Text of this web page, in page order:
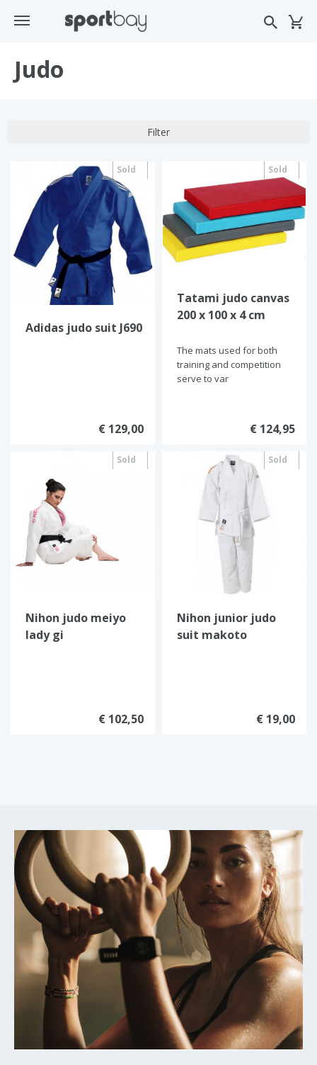
Judo
Filter
Sold
out
Adidas judo suit J690
€ 129,00
Sold
Tatami judo canvas
200 x 100 x 4 cm
The mats used for both
training and competition
serve to var
€ 124,95
Sold
Nihon judo meiyo
lady gi
€ 102,50
Sold
Nihon junior judo
suit makoto
€ 19,00